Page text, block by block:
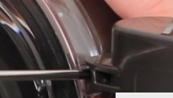
Video
Transcript
Abrir
a